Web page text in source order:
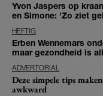
Yvon Jaspers op
en Simone: 'Zo ziet
HEFTIG
Erben Wennemars
maar gezondheid is
ADVERTORIAL
Deze simpele tips
awkward